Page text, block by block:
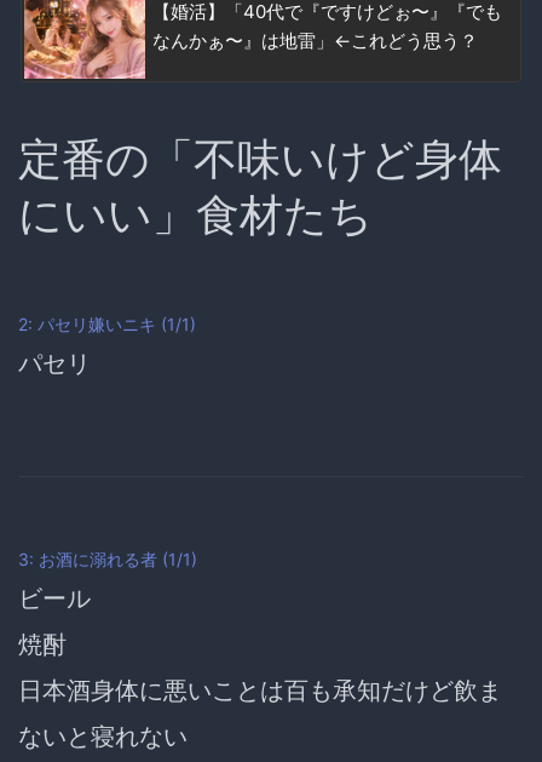
【婚活】「40代で『ですけどぉ〜』『でも
なんかぁ〜』は地雷」←これどう思う？
定番の「不味いけど身体
にいい」食材たち
2: パセリ嫌いニキ (1/1)
パセリ
3: お酒に溺れる者 (1/1)
ビール
焼酎
日本酒身体に悪いことは百も承知だけど飲ま
ないと寝れない